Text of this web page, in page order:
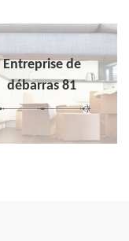
Entreprise de
débarras 81